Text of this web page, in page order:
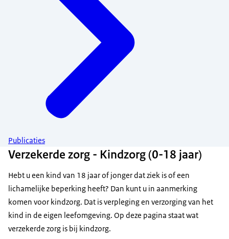
Publicaties
Verzekerde zorg - Kindzorg (0-18 jaar)
Hebt u een kind van 18 jaar of jonger dat ziek is of een
lichamelijke beperking heeft? Dan kunt u in aanmerking
komen voor kindzorg. Dat is verpleging en verzorging van het
kind in de eigen leefomgeving. Op deze pagina staat wat
verzekerde zorg is bij kindzorg.